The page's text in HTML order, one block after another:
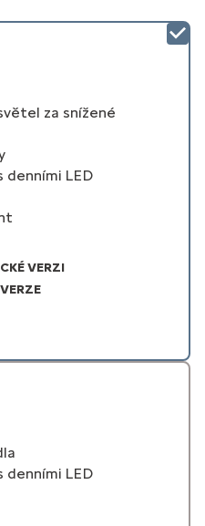
za snížené
denními LED
VERZI
denními LED